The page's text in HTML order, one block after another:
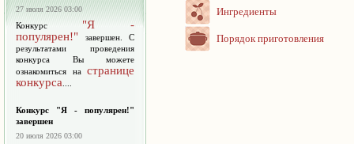
27 июля 2026 03:00
Конкурс "Я -
популярен!" завершен. С
результатами проведения
конкурса Вы можете
ознакомиться на странице
конкурса
Конкурс "Я - популярен!"
завершен
20 июля 2026 03:00
Ингредиенты
Порядок приготовления